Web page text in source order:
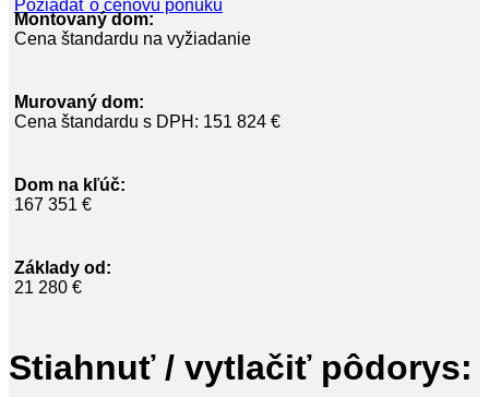
Požiadať o cenovú ponuku
Montovaný dom:
Cena štandardu na vyžiadanie
Murovaný dom:
Cena štandardu s DPH: 151 824 €
Dom na kľúč:
167 351 €
Základy od:
21 280 €
Stiahnuť / vytlačiť pôdorys: